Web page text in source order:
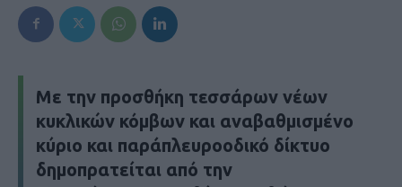
Με την προσθήκη τεσσάρων νέων
κυκλικών κόμβων και αναβαθμισμένο
κύριο και παράπλευροοδικό δίκτυο
δημοπρατείται από την